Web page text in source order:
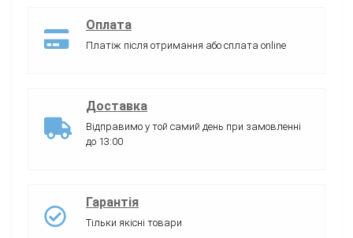
Оплата
Платіж після отримання або сплата online
Доставка
Відправимо у той самий день при замовленні
до 13:00
Гарантія
Тільки якісні товари